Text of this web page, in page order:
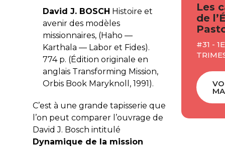
David J. BOSCH Histoire et
avenir des modèles
missionnaires, (Haho —
Karthala — Labor et Fides).
774 p. (Édition originale en
anglais Transforming Mission,
Orbis Book Maryknoll, 1991).
C’est à une grande tapisserie que
l’on peut comparer l’ouvrage de
David J. Bosch intitulé
Dynamique de la mission
Les
de
#31 -